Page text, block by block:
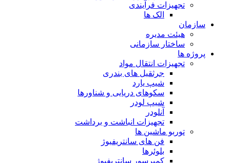
تجهیزات فرآیندی
الک ها
سازمان
هيئت مديره
ساختار سازمانی
پروژه ها
تجهيزات انتقال مواد
جرثقيل های بندری
شيپ يارد
سكوهای دريايی و شناورها
شيپ لودر
آنلودر
تجهيزات انباشت و برداشت
توربو ماشين ها
فن های سانتريفيوژ
بلوئرها
کمپرسور سانتریفیوژ